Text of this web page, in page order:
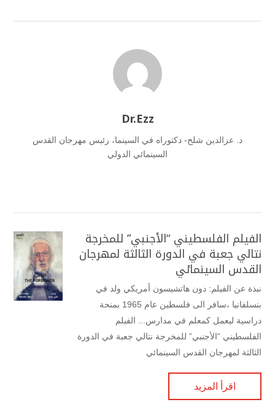
Dr.Ezz
د. عزالدين شلح- دكتوراه في السينما، رئيس مهرجان القدس
السينمائي الدولي
الفيلم الفلسطيني “الأجنبي” للمخرجة
نتالي جعبة في الدورة الثالثة لمهرجان
القدس السينمائي
نبذة عن الفيلم: دون هاتشيسون أمريكي ولد في
بنسلفانيا ،سافر الى فلسطين عام 1965 بمنحة
دراسية ليعمل كمعلم في مدارس... الفيلم
الفلسطيني “الأجنبي” للمخرجة نتالي جعبة في الدورة
الثالثة لمهرجان القدس السينمائي
اقرأ المزيد